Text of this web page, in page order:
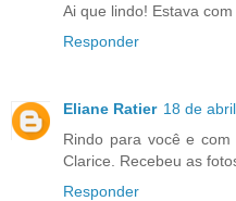
Ai que lindo! Estava
Responder
Eliane Ratier 18 de
Rindo para você e
Clarice. Recebeu as
Responder